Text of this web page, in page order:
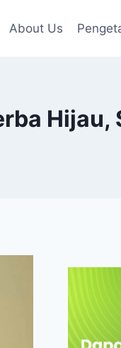
About Us
Hijau,